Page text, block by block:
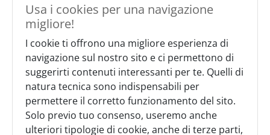
Usa i cookies per una navigazione
migliore!
I cookie ti offrono una migliore esperienza di
navigazione sul nostro sito e ci permettono di
suggerirti contenuti interessanti per te. Quelli di
natura tecnica sono indispensabili per
permettere il corretto funzionamento del sito.
Solo previo tuo consenso, useremo anche
ulteriori tipologie di cookie, anche di terze parti,